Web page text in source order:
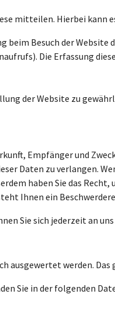
mitteilen. Hierbei
Besuch der
Die Erfassung
der Website zu
Empfänger und
Daten zu verlangen.
haben Sie das
Ihnen ein
Sie sich jederzeit an uns
ausgewertet werden.
Sie in der folgenden